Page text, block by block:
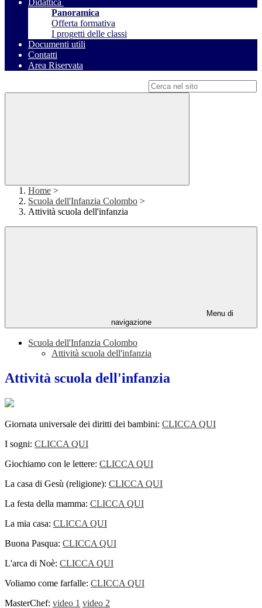
Didattica
Panoramica
Offerta formativa
I progetti delle classi
Documenti utili
Contatti
Area Riservata
Home >
Scuola dell'Infanzia Colombo >
Attività scuola dell'infanzia
Menu di
navigazione
Scuola dell'Infanzia Colombo
Attività scuola dell'infanzia
Attività scuola dell'infanzia
Giornata universale dei diritti dei bambini: CLICCA QUI
I sogni: CLICCA QUI
Giochiamo con le lettere: CLICCA QUI
La casa di Gesù (religione): CLICCA QUI
La festa della mamma: CLICCA QUI
La mia casa: CLICCA QUI
Buona Pasqua: CLICCA QUI
L'arca di Noè: CLICCA QUI
Voliamo come farfalle: CLICCA QUI
MasterChef: video 1 video 2